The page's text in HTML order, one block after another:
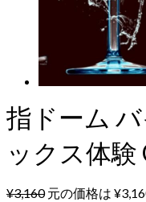
指ドーム
ックス体
¥3,160 元の価格は